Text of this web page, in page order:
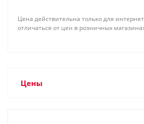
Цена действительна только для
отличаться от цен в розничных
Цены